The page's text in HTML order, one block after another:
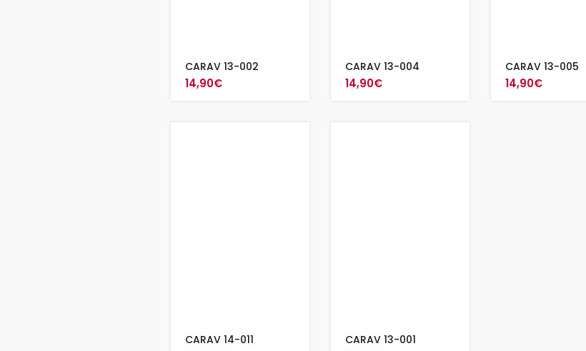
CARAV 13-002
14,90€
CARAV 13-004
14,90€
CARAV 13-005
14,90€
CARAV 14-011 CARAV 13-001